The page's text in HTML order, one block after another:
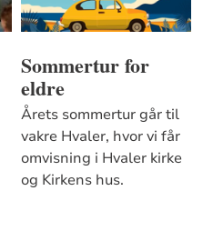
Sommertur for
eldre
Årets sommertur går til
vakre Hvaler, hvor vi får
omvisning i Hvaler kirke
og Kirkens hus.